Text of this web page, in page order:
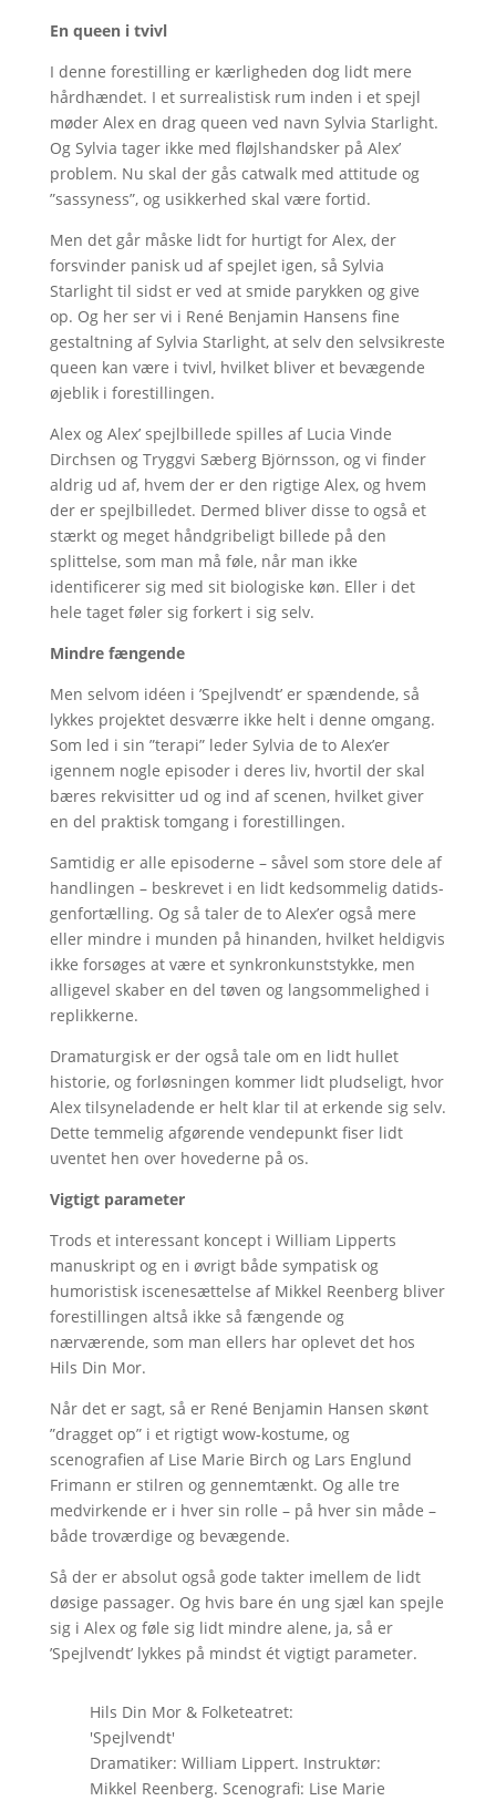
En queen i tvivl
I denne forestilling er kærligheden dog lidt mere
hårdhændet. I et surrealistisk rum inden i et spejl
møder Alex en drag queen ved navn Sylvia Starlight.
Og Sylvia tager ikke med fløjlshandsker på Alex’
problem. Nu skal der gås catwalk med attitude og
”sassyness”, og usikkerhed skal være fortid.
Men det går måske lidt for hurtigt for Alex, der
forsvinder panisk ud af spejlet igen, så Sylvia
Starlight til sidst er ved at smide parykken og give
op. Og her ser vi i René Benjamin Hansens fine
gestaltning af Sylvia Starlight, at selv den selvsikreste
queen kan være i tvivl, hvilket bliver et bevægende
øjeblik i forestillingen.
Alex og Alex’ spejlbillede spilles af Lucia Vinde
Dirchsen og Tryggvi Sæberg Björnsson, og vi finder
aldrig ud af, hvem der er den rigtige Alex, og hvem
der er spejlbilledet. Dermed bliver disse to også et
stærkt og meget håndgribeligt billede på den
splittelse, som man må føle, når man ikke
identificerer sig med sit biologiske køn. Eller i det
hele taget føler sig forkert i sig selv.
Mindre fængende
Men selvom idéen i ’Spejlvendt’ er spændende, så
lykkes projektet desværre ikke helt i denne omgang.
Som led i sin ”terapi” leder Sylvia de to Alex’er
igennem nogle episoder i deres liv, hvortil der skal
bæres rekvisitter ud og ind af scenen, hvilket giver
en del praktisk tomgang i forestillingen.
Samtidig er alle episoderne – såvel som store dele af
handlingen – beskrevet i en lidt kedsommelig datids-
genfortælling. Og så taler de to Alex’er også mere
eller mindre i munden på hinanden, hvilket heldigvis
ikke forsøges at være et synkronkunststykke, men
alligevel skaber en del tøven og langsommelighed i
replikkerne.
Dramaturgisk er der også tale om en lidt hullet
historie, og forløsningen kommer lidt pludseligt, hvor
Alex tilsyneladende er helt klar til at erkende sig selv.
Dette temmelig afgørende vendepunkt fiser lidt
uventet hen over hovederne på os.
Vigtigt parameter
Trods et interessant koncept i William Lipperts
manuskript og en i øvrigt både sympatisk og
humoristisk iscenesættelse af Mikkel Reenberg bliver
forestillingen altså ikke så fængende og
nærværende, som man ellers har oplevet det hos
Hils Din Mor.
Når det er sagt, så er René Benjamin Hansen skønt
”dragget op” i et rigtigt wow-kostume, og
scenografien af Lise Marie Birch og Lars Englund
Frimann er stilren og gennemtænkt. Og alle tre
medvirkende er i hver sin rolle – på hver sin måde –
både troværdige og bevægende.
Så der er absolut også gode takter imellem de lidt
døsige passager. Og hvis bare én ung sjæl kan spejle
sig i Alex og føle sig lidt mindre alene, ja, så er
’Spejlvendt’ lykkes på mindst ét vigtigt parameter.
Hils Din Mor & Folketeatret:
'Spejlvendt'
Dramatiker: William Lippert. Instruktør:
Mikkel Reenberg. Scenografi: Lise Marie